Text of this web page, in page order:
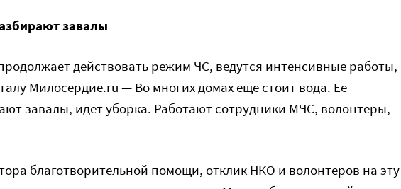
завалы
действовать режим ЧС, ведутся интенсивные работы,
Милосердие.ru — Во многих домах еще стоит вода. Ее
завалы, идет уборка. Работают сотрудники МЧС, волонтеры,
благотворительной помощи, отклик НКО и волонтеров на эту